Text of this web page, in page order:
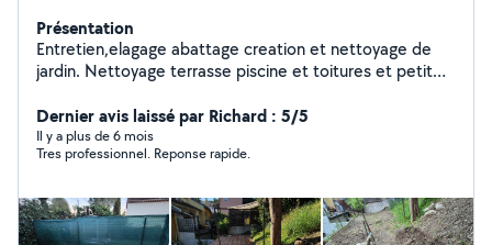
Présentation
Entretien,elagage abattage creation et nettoyage de
jardin. Nettoyage terrasse piscine et toitures et petit
partuculiers et professionnelles bureaux .
Dernier avis laissé par Richard : 5/5
Il y a plus de 6 mois
Tres professionnel. Reponse rapide.